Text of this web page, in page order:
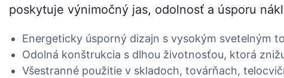
poskytuje výnimočný jas, odolnosť a úsporu
Energeticky úsporný dizajn s vysokým svetelným
Odolná konštrukcia s dlhou životnosťou, ktorá
Všestranné použitie v skladoch, továrňach,